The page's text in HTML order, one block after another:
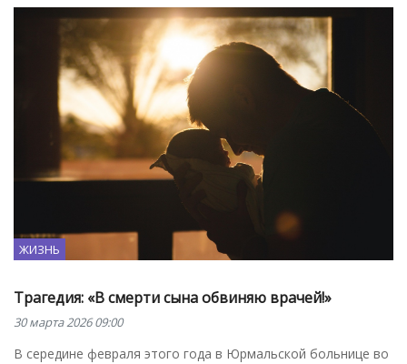
ЖИЗНЬ
Трагедия: «В смерти сына обвиняю врачей!»
30 марта 2026 09:00
В середине февраля этого года в Юрмальской больнице во